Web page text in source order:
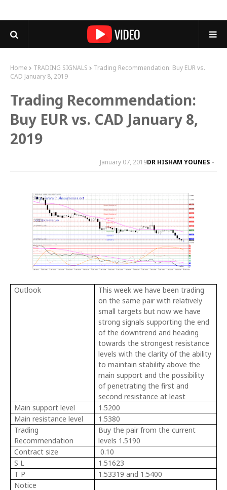
Home TRADING SIGNALS
Trading Recommendation: Buy EUR vs.
CAD January 8, 2019
Trading Recommendation:
Buy EUR vs. CAD January 8,
2019
DR HISHAM YOUNES
January 07, 2019
Outlook
This week we have been trading
on the same pair with relatively
small targets but now we have
strong signals supporting the end
of the downtrend and heading
towards the strongest resistance
levels with the clarity of the ability
to maintain stability above the
main support and the possibility
of penetrating the first and
second resistance at least
Main support level
1.5200
Main resistance level
1.5380
Trading
Recommendation
Buy the pair from the current
levels 1.5190
Contract size
0.10
S L
1.51623
T P
1.53319 and 1.5400
Notice